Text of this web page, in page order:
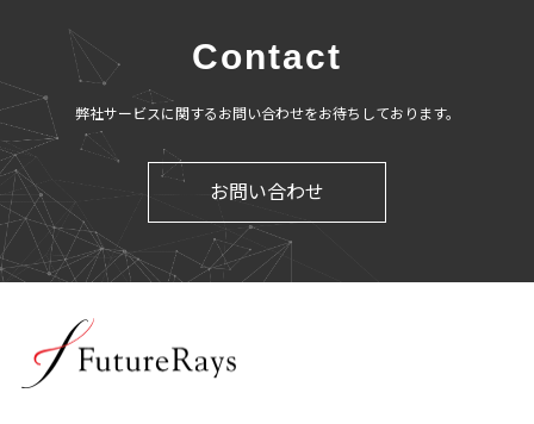
Contact
弊社サービスに関するお問い合わせをお待ちしております。
お問い合わせ